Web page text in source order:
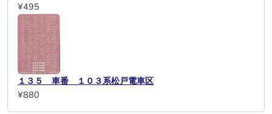
¥495
１３５ 車番 １０３系松戸電車区
¥880